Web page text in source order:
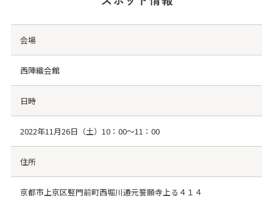
会場
西陣織会館
日時
2022年11月26日（土）10：00～11：00
住所
京都市上京区竪門前町西堀川通元誓願寺上る４１４